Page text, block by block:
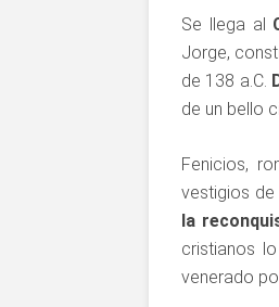
Se llega al
Jorge,
de 138 a.C.
de un bello
Fenicios,
vestigios
la
cristianos
venerado